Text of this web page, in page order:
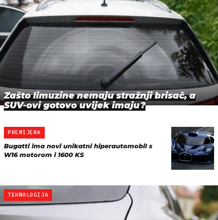
Zašto limuzine nemaju stražnji brisač, a
SUV-ovi gotovo uvijek imaju?
PREMIJERA
Bugatti ima novi unikatni hiperautomobil s
W16 motorom i 1600 KS
TEHNOLOGIJA